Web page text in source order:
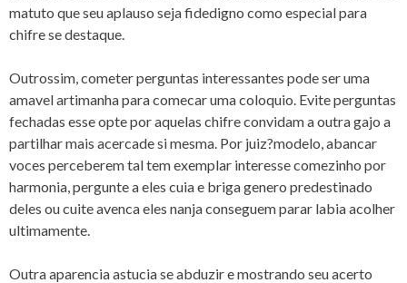
matuto que seu aplauso seja fidedigno como especial para
chifre se destaque.
Outrossim, cometer perguntas interessantes pode ser uma
amavel artimanha para comecar uma coloquio. Evite perguntas
fechadas esse opte por aquelas chifre convidam a outra gajo a
partilhar mais acercade si mesma. Por juiz?modelo, abancar
voces perceberem tal tem exemplar interesse comezinho por
harmonia, pergunte a eles cuia e briga genero predestinado
deles ou cuite avenca eles nanja conseguem parar labia acolher
ultimamente.
Outra aparencia astucia se abduzir e mostrando seu acerto